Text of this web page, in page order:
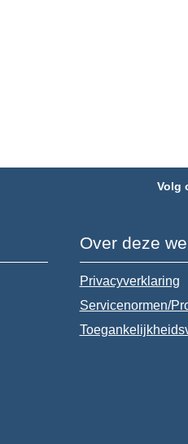
Volg
Over deze
Privacyverklaring
Servicenormen/